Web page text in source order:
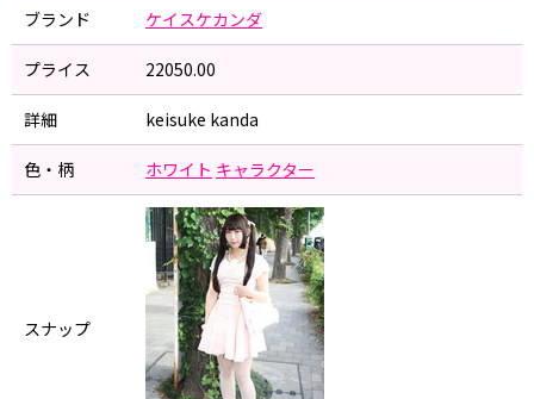
ブランド ケイスケカンダ
プライス 22050.00
詳細 keisuke kanda
色・柄 ホワイト キャラクター
スナップ